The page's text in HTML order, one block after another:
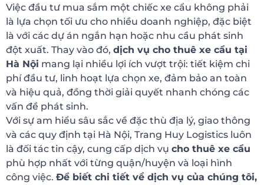
Việc đầu tư mua sắm một chiếc xe cẩu không phải
là lựa chọn tối ưu cho nhiều doanh nghiệp, đặc biệt
là với các dự án ngắn hạn hoặc nhu cầu phát sinh
đột xuất. Thay vào đó, dịch vụ cho thuê xe cẩu tại
Hà Nội mang lại nhiều lợi ích vượt trội: tiết kiệm chi
phí đầu tư, linh hoạt lựa chọn xe, đảm bảo an toàn
và hiệu quả, đồng thời giải quyết nhanh chóng các
vấn đề phát sinh.
Với sự am hiểu sâu sắc về đặc thù địa lý, giao thông
và các quy định tại Hà Nội, Trang Huy Logistics luôn
là đối tác tin cậy, cung cấp dịch vụ cho thuê xe cẩu
phù hợp nhất với từng quận/huyện và loại hình
công việc. Để biết chi tiết về dịch vụ của chúng tôi,